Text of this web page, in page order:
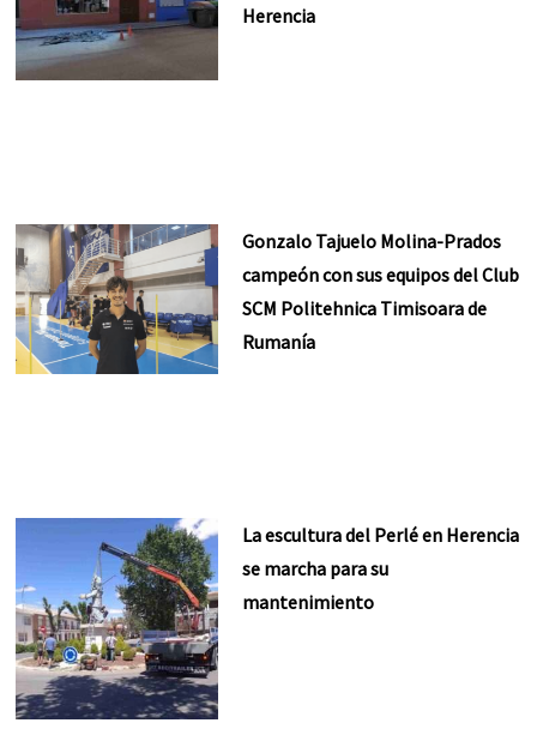
Herencia
Gonzalo Tajuelo Molina-Prados
campeón con sus equipos del Club
SCM Politehnica Timisoara de
Rumanía
La escultura del Perlé en Herencia
se marcha para su
mantenimiento